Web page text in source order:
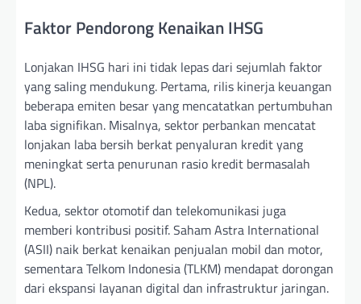
Faktor Pendorong Kenaikan IHSG
Lonjakan IHSG hari ini tidak lepas dari sejumlah faktor
yang saling mendukung. Pertama, rilis kinerja keuangan
beberapa emiten besar yang mencatatkan pertumbuhan
laba signifikan. Misalnya, sektor perbankan mencatat
lonjakan laba bersih berkat penyaluran kredit yang
meningkat serta penurunan rasio kredit bermasalah
(NPL).
Kedua, sektor otomotif dan telekomunikasi juga
memberi kontribusi positif. Saham Astra International
(ASII) naik berkat kenaikan penjualan mobil dan motor,
sementara Telkom Indonesia (TLKM) mendapat dorongan
dari ekspansi layanan digital dan infrastruktur jaringan.